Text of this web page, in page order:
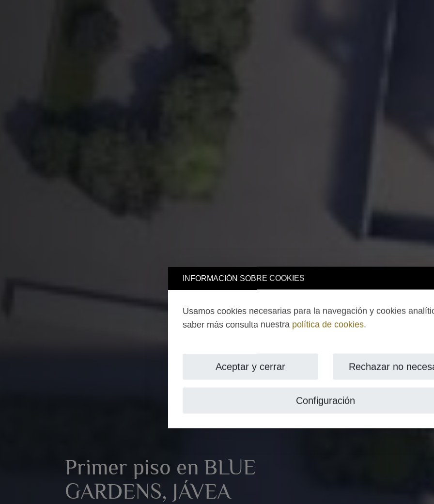
INFORMACIÓN SOBRE COOKIES
Usamos cookies necesarias para la navegación y cookies
saber más consulta nuestra política de cookies.
Aceptar y cerrar Rechazar no
Configuración
Primer piso en BLUE
GARDENS, JÁVEA